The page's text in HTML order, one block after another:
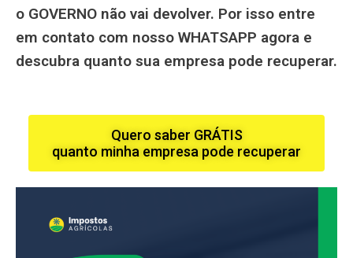
o GOVERNO não vai devolver. Por isso entre
em contato com nosso WHATSAPP agora e
descubra quanto sua empresa pode recuperar.
Quero saber GRÁTIS
quanto minha empresa pode recuperar